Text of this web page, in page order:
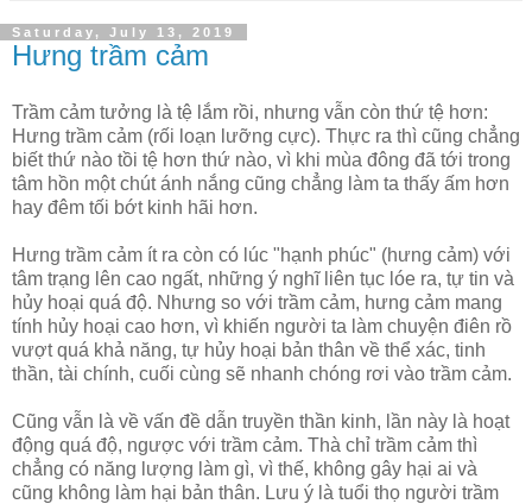
Saturday, July 13, 2019
Hưng trầm cảm
Trầm cảm tưởng là tệ lắm rồi, nhưng vẫn còn thứ tệ hơn:
Hưng trầm cảm (rối loạn lưỡng cực). Thực ra thì cũng chẳng
biết thứ nào tồi tệ hơn thứ nào, vì khi mùa đông đã tới trong
tâm hồn một chút ánh nắng cũng chẳng làm ta thấy ấm hơn
hay đêm tối bớt kinh hãi hơn.
Hưng trầm cảm ít ra còn có lúc "hạnh phúc" (hưng cảm) với
tâm trạng lên cao ngất, những ý nghĩ liên tục lóe ra, tự tin và
hủy hoại quá độ. Nhưng so với trầm cảm, hưng cảm mang
tính hủy hoại cao hơn, vì khiến người ta làm chuyện điên rồ
vượt quá khả năng, tự hủy hoại bản thân về thể xác, tinh
thần, tài chính, cuối cùng sẽ nhanh chóng rơi vào trầm cảm.
Cũng vẫn là về vấn đề dẫn truyền thần kinh, lần này là hoạt
động quá độ, ngược với trầm cảm. Thà chỉ trầm cảm thì
chẳng có năng lượng làm gì, vì thế, không gây hại ai và
cũng không làm hại bản thân. Lưu ý là tuổi thọ người trầm